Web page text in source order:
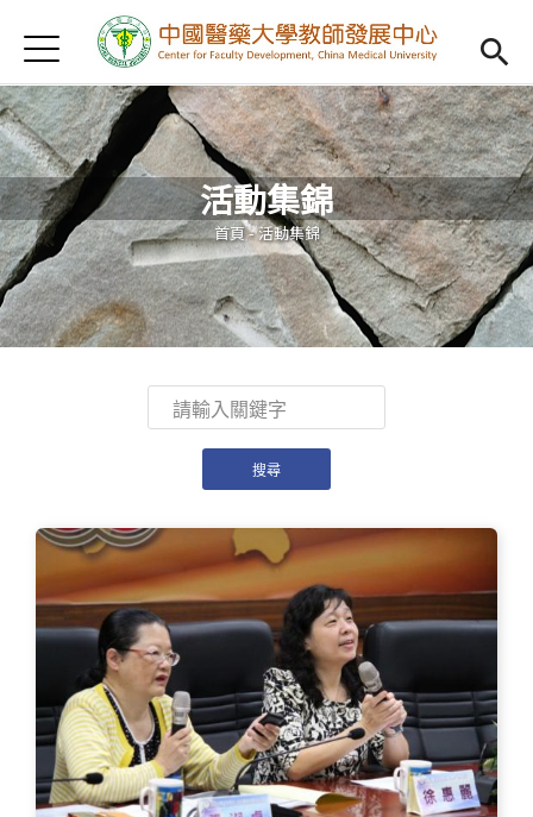
首頁
Open
認識我們
Open
教學研習
Open
新進教師
Open
傑出教授
Open
教師專業社群
Jump to Navigation
Jump to Main content
活動集錦
您在這裡
首頁-活動集錦